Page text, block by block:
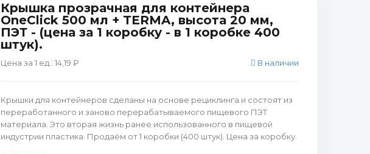
Крышка прозрачная для контейнера
OneClick 500 мл + TERMA, высота 20 мм,
ПЭТ - (цена за 1 коробку - в 1 коробке 400
штук).
Цена за 1 ед.: 14,19 ₽ В наличии
Крышки для контейнеров сделаны на основе рециклинга и состоят из
переработанного и заново перерабатываемого пищевого ПЭТ
материала. Это вторая жизнь ранее использованного в пищевой
индустрии пластика. Продаём от 1 коробки (400 штук). Цена за коробку.